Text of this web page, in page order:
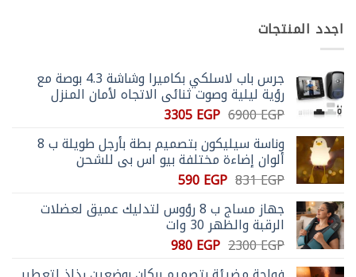
اختيار
الخيارات
المنتج
اجدد المنتجات
جرس باب لاسلكي بكاميرا وشاشة 4.3 بوصة مع
رؤية ليلية وصوت ثنائي الاتجاه لأمان المنزل
6900EGP السعر
هو:
6900 EGP.
3305EGP السعر
هو:
3305 EGP.
وناسة سيليكون بتصميم بطة بأرجل طويلة ب 8
ألوان إضاءة مختلفة بيو اس بي للشحن
831EGP السعر
هو:
831 EGP.
590EGP السعر
هو:
590 EGP.
جهاز مساج ب 8 رؤوس لتدليك عميق لعضلات
الرقبة والظهر 30 وات
2300EGP السعر980EGP السعر